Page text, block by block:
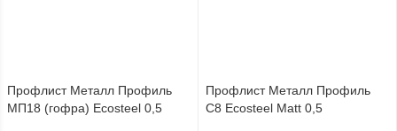
Профлист Металл Профиль
МП18 (гофра) Ecosteel 0,5
Профлист Металл Профиль
С8 Ecosteel Matt 0,5